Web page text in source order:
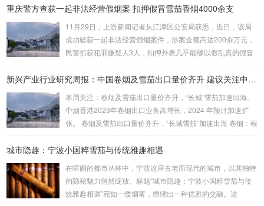
重庆警方查获一起非法经营假烟案 扣押假冒雪茄香烟4000余支
11月29日，上游新闻记者从江津区公安局获悉，近日，该局
成功破获一起非法经营假烟案件，涉案金额高达200余万元，
民警抓获犯罪嫌疑人3人，扣押外表几乎能够以假乱真的假冒
绍，江津区公安局东城派出所民警近日在工作中发现，石蟆镇
出刘某的落脚点。9月19日晚，眼看抓捕时机成熟，江津警方
联合区烟草专卖局将刘某抓获，当场扣押假冒某品牌雪茄假烟
26支。 据烟草专业人员表示，该批某...
新兴产业行业研究周报：中国卷烟及雪茄出口量价齐升 建议关注中烟香港
本周关注：卷烟及雪茄出口量价齐升，“长城”雪茄加速出海。
中烟香港2023年卷烟出口业务高增长，2024 年预计加速扩
张。 卷烟及雪茄出口量价齐升，“长城雪茄”加速出海 卷烟：根
卷烟）出口额为2178.3 万美元，同比增长33.5%，出口量为2
19.2%，从9.14 美元/千支上升至10.89 美元/千支。 雪茄：根
据中国海关总署数据，2023 年...
城市隐趣：宁波小国粹雪茄与传统雅趣相遇
在喧闹的都市丛林中，宁波这座古老而现代的城市，以其独特
的隐秘魅力悄然绽放。标题“城市隐趣：宁波小国粹雪茄与传
统雅趣相遇”宛如一缕烟雾，缭绕出一种优雅的交融。这